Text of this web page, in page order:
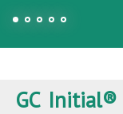
GC Initial®